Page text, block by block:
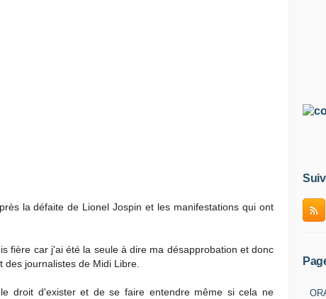
la défaite de Lionel Jospin et les manifestations qui ont
fière car j'ai été la seule à dire ma désapprobation et donc
journalistes de Midi Libre.
droit d'exister et de se faire entendre même si cela ne